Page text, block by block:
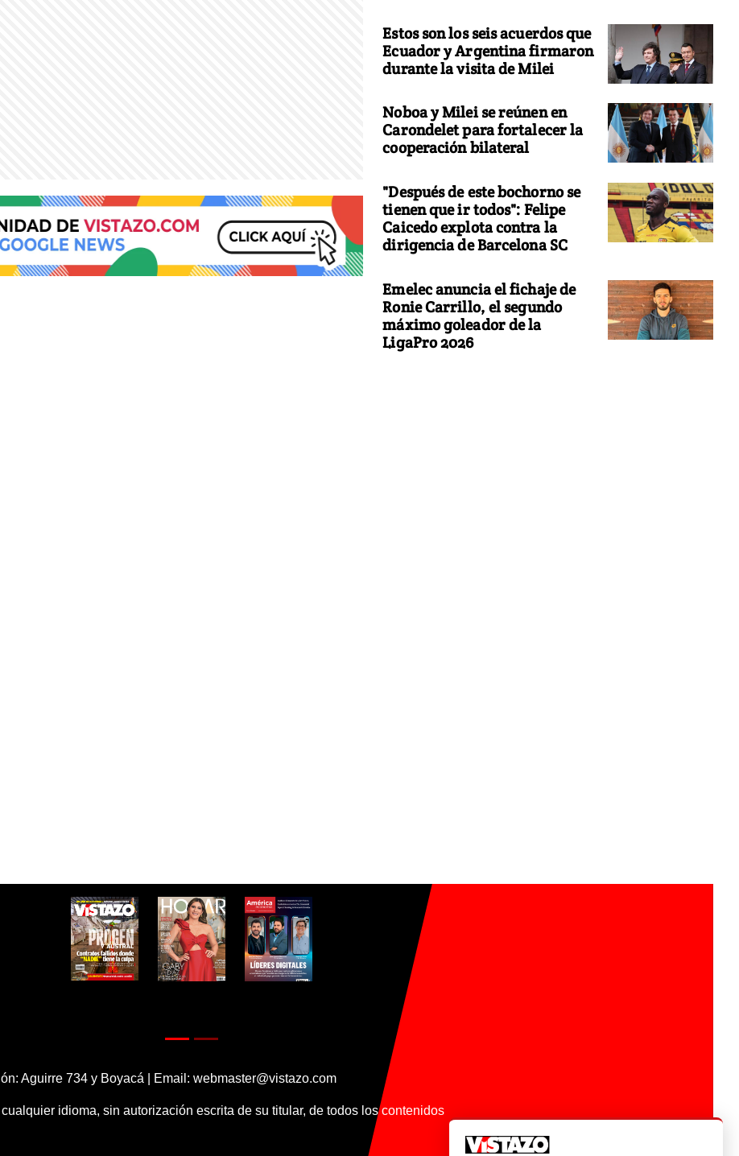
Estos son los seis acuerdos que
Ecuador y Argentina firmaron
durante la visita de Milei
Noboa y Milei se reúnen en
Carondelet para fortalecer la
cooperación bilateral
"Después de este bochorno se
tienen que ir todos": Felipe
Caicedo explota contra la
dirigencia de Barcelona SC
Emelec anuncia el fichaje de
Ronie Carrillo, el segundo
máximo goleador de la
LigaPro 2026
Aguirre 734 y Boyacá | Email: webmaster@vistazo.com
idioma, sin autorización escrita de su titular, de todos los contenidos